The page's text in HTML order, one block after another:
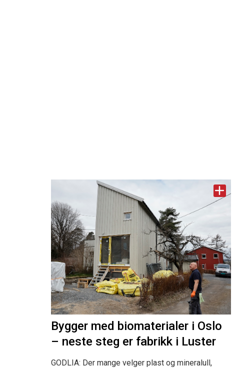
Bygger med biomaterialer i Oslo
– neste steg er fabrikk i Luster
GODLIA: Der mange velger plast og mineralull,